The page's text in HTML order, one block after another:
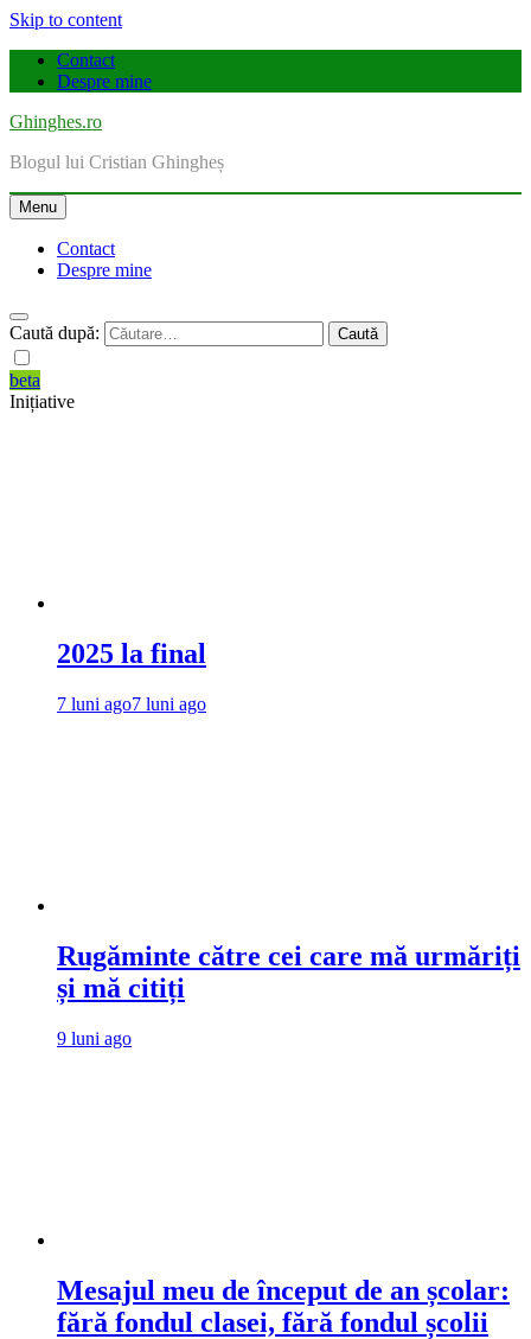
Skip to content
Contact
Despre mine
Ghinghes.ro
Blogul lui Cristian Ghingheș
Menu
Contact
Despre mine
Caută după:
beta
Inițiative
2025 la final
7 luni ago7 luni ago
Rugăminte către cei care mă urmăriți
și mă citiți
9 luni ago
Mesajul meu de început de an școlar:
fără fondul clasei, fără fondul școlii